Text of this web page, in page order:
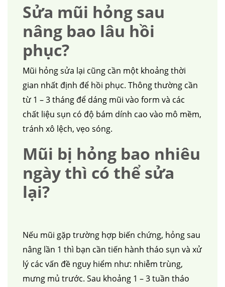
Sửa mũi hỏng sau
nâng bao lâu hồi
phục?
Mũi hỏng sửa lại cũng cần một khoảng thời
gian nhất định để hồi phục. Thông thường cần
từ 1 – 3 tháng để dáng mũi vào form và các
chất liệu sụn có độ bám dính cao vào mô mềm,
tránh xô lệch, vẹo sóng.
Mũi bị hỏng bao nhiêu
ngày thì có thể sửa
lại?
Nếu mũi gặp trường hợp biến chứng, hỏng sau
nâng lần 1 thì bạn cần tiến hành tháo sụn và xử
lý các vấn đề nguy hiểm như: nhiễm trùng,
mưng mủ trước. Sau khoảng 1 – 3 tuần tháo